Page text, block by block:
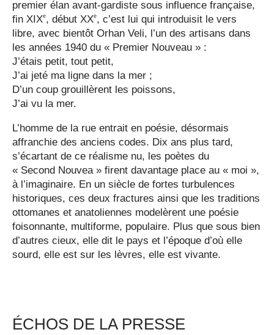
premier élan avant-gardiste sous influence française,
fin XIXe, début XXe, c’est lui qui introduisit le vers
libre, avec bientôt Orhan Veli, l’un des artisans dans
les années 1940 du « Premier Nouveau » :
J’étais petit, tout petit,
J’ai jeté ma ligne dans la mer ;
D’un coup grouillèrent les poissons,
J’ai vu la mer.
L’homme de la rue entrait en poésie, désormais
affranchie des anciens codes. Dix ans plus tard,
s’écartant de ce réalisme nu, les poètes du
« Second Nouvea » firent davantage place au « moi »,
à l’imaginaire. En un siècle de fortes turbulences
historiques, ces deux fractures ainsi que les traditions
ottomanes et anatoliennes modelèrent une poésie
foisonnante, multiforme, populaire. Plus que sous bien
d’autres cieux, elle dit le pays et l’époque d’où elle
sourd, elle est sur les lèvres, elle est vivante.
ÉCHOS DE LA PRESSE